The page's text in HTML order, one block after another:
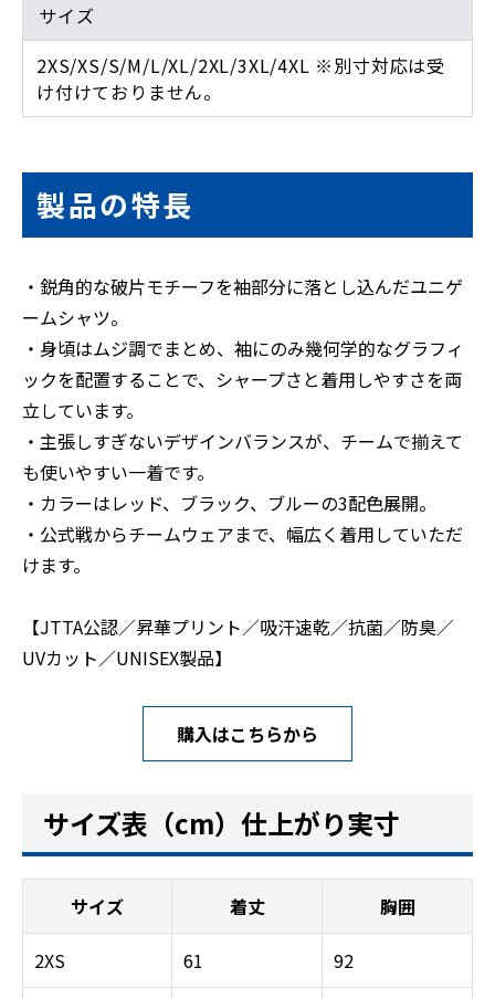
サイズ
2XS/XS/S/M/L/XL/2XL/3XL/4XL ※別寸対応は受
け付けておりません。
製品の特長
・鋭角的な破片モチーフを袖部分に落とし込んだユニゲ
ームシャツ。
・身頃はムジ調でまとめ、袖にのみ幾何学的なグラフィ
ックを配置することで、シャープさと着用しやすさを両
立しています。
・主張しすぎないデザインバランスが、チームで揃えて
も使いやすい一着です。
・カラーはレッド、ブラック、ブルーの3配色展開。
・公式戦からチームウェアまで、幅広く着用していただ
けます。
【JTTA公認／昇華プリント／吸汗速乾／抗菌／防臭／
UVカット／UNISEX製品】
購入はこちらから
サイズ表（cm）仕上がり実寸
サイズ 着丈 胸囲
2XS 61 92